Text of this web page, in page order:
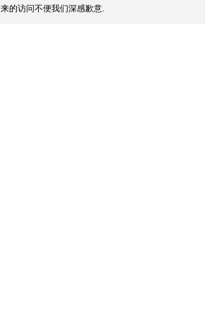
的访问不便我们深感歉意.